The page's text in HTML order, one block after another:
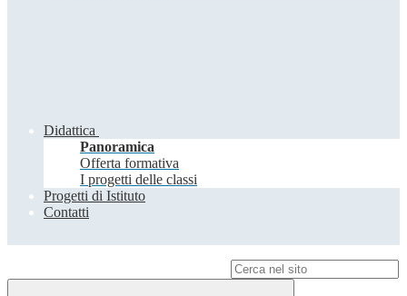
Didattica
Panoramica
Offerta formativa
I progetti delle classi
Progetti di Istituto
Contatti